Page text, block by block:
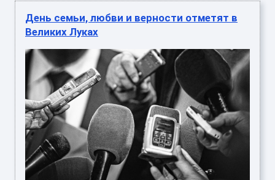
День семьи, любви и верности отметят в
Великих Луках